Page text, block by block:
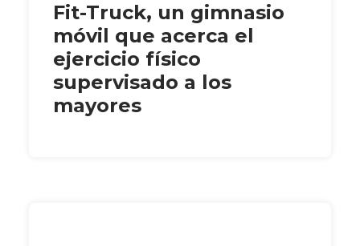
Fit-Truck, un gimnasio
móvil que acerca el
ejercicio físico
supervisado a los
mayores